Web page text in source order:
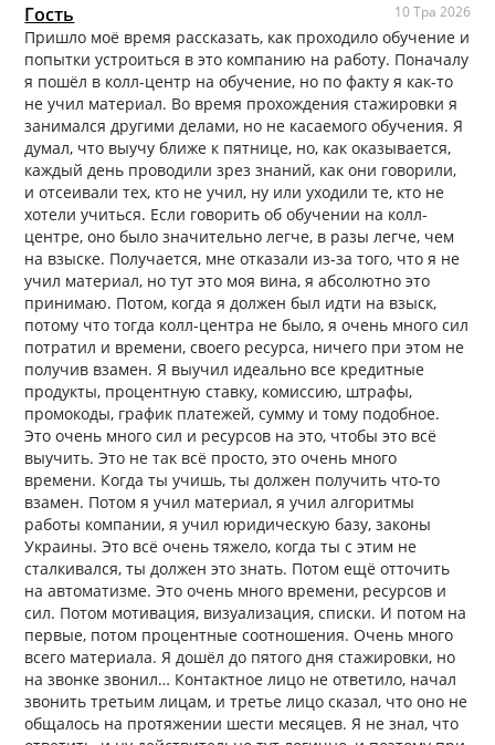
Гость 10 Тра 2026
Пришло моё время рассказать, как проходило обучение и
попытки устроиться в это компанию на работу. Поначалу
я пошёл в колл-центр на обучение, но по факту я как-то
не учил материал. Во время прохождения стажировки я
занимался другими делами, но не касаемого обучения. Я
думал, что выучу ближе к пятнице, но, как оказывается,
каждый день проводили зрез знаний, как они говорили,
и отсеивали тех, кто не учил, ну или уходили те, кто не
хотели учиться. Если говорить об обучении на колл-
центре, оно было значительно легче, в разы легче, чем
на взыске. Получается, мне отказали из-за того, что я не
учил материал, но тут это моя вина, я абсолютно это
принимаю. Потом, когда я должен был идти на взыск,
потому что тогда колл-центра не было, я очень много сил
потратил и времени, своего ресурса, ничего при этом не
получив взамен. Я выучил идеально все кредитные
продукты, процентную ставку, комиссию, штрафы,
промокоды, график платежей, сумму и тому подобное.
Это очень много сил и ресурсов на это, чтобы это всё
выучить. Это не так всё просто, это очень много
времени. Когда ты учишь, ты должен получить что-то
взамен. Потом я учил материал, я учил алгоритмы
работы компании, я учил юридическую базу, законы
Украины. Это всё очень тяжело, когда ты с этим не
сталкивался, ты должен это знать. Потом ещё отточить
на автоматизме. Это очень много времени, ресурсов и
сил. Потом мотивация, визуализация, списки. И потом на
первые, потом процентные соотношения. Очень много
всего материала. Я дошёл до пятого дня стажировки, но
на звонке звонил… Контактное лицо не ответило, начал
звонить третьим лицам, и третье лицо сказал, что оно не
общалось на протяжении шести месяцев. Я не знал, что